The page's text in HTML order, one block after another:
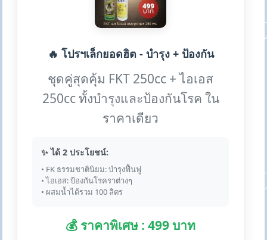
🔥 โปรฯเล็กยอดฮิต - บำรุง + ป้องกัน
ชุดคู่สุดคุ้ม FKT 250cc + ไอเอส
250cc ทั้งบำรุงและป้องกันโรค ใน
ราคาเดียว
✨ ได้ 2 ประโยชน์:
• FK ธรรมชาตินิยม: บำรุงฟื้นฟู
• ไอเอส: ป้องกันโรคราต่างๆ
• ผสมน้ำได้รวม 100 ลิตร
💰 ราคาพิเศษ : 499 บาท